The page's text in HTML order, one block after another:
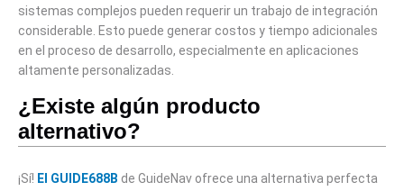
sistemas complejos pueden requerir un trabajo de integración
considerable. Esto puede generar costos y tiempo adicionales
en el proceso de desarrollo, especialmente en aplicaciones
altamente personalizadas.
¿Existe algún producto
alternativo?
¡Sí! El GUIDE688B de GuideNav ofrece una alternativa perfecta